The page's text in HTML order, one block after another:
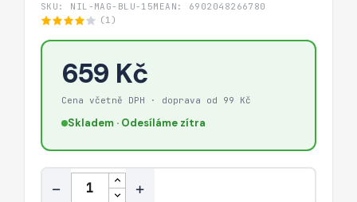
SKU: NIL-MAG-BLU-15M EAN: 6902048266780
(1)
659 Kč
Cena včetně DPH · doprava od 99 Kč
Skladem · Odesíláme zítra
Množství
− +